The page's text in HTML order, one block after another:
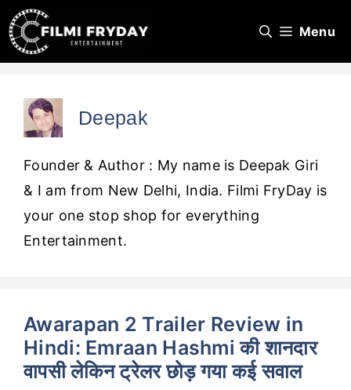
Skip
to
content
Menu
Deepak
Founder & Author : My name is Deepak Giri
& I am from New Delhi, India. Filmi FryDay is
your one stop shop for everything
Entertainment.
Awarapan 2 Trailer Review in
Hindi: Emraan Hashmi की शानदार
वापसी लेकिन ट्रेलर छोड़ गया कई सवाल